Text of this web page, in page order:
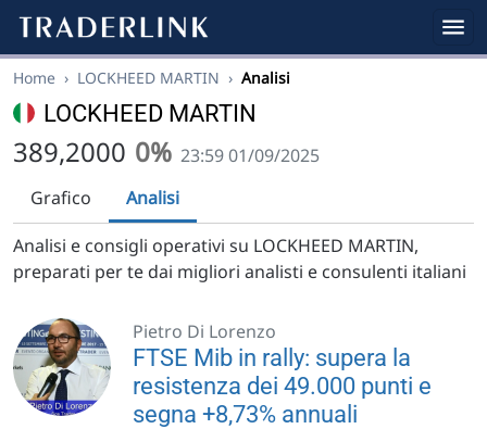
Home › LOCKHEED MARTIN › Analisi
LOCKHEED MARTIN
389,2000 0% 23:59 01/09/2025
Grafico
Analisi
Analisi e consigli operativi su LOCKHEED MARTIN,
preparati per te dai migliori analisti e consulenti italiani
Pietro Di Lorenzo
FTSE Mib in rally: supera la
resistenza dei 49.000 punti e
segna +8,73% annuali